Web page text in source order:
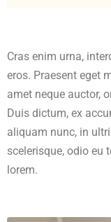
Cras enim urna,
eros. Praesent eget
amet neque auctor,
Duis dictum, ex
aliquam nunc, in
scelerisque, odio eu
lorem.